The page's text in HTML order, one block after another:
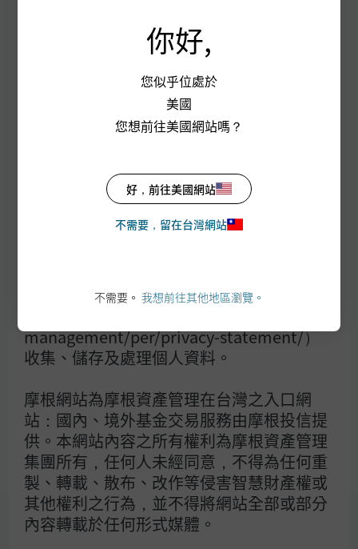
銷費，已反映於每日基金淨資產價值，可能
造成實際負擔費用增加。
本公司自當盡力提供正確的資訊，但文中之
數據、預測或意見可能有脫漏、錯誤或因環
境變化而有變更，本公司與其關係企業及各
律責任。投資人如欲進行投資，應自行判斷
投資標的、投資風險，承擔投資損益結果，
不應將本資料引為投資之唯一依據。在適用
法律允許的範圍內，本公司可進行電話錄音
們的隱私權政策
management/per/privacy-statement/）
收集、儲存及處理個人資料。
摩根網站為摩根資產管理在台灣之入口網
站：國內、境外基金交易服務由摩根投信提
供。本網站內容之所有權利為摩根資產管理
集團所有，任何人未經同意，不得為任何重
製、轉載、散布、改作等侵害智慧財產權或
其他權利之行為，並不得將網站全部或部分
內容轉載於任何形式媒體。
摩根大通 (J.P. Morgan)
摩根大通集團
大通銀行
人才招募
【摩根投信 獨立經營管理】
你好,
您似乎位處於
美國
您想前往美國網站嗎？
好，前往美國網站
不需要，留在台灣網站
不需要。 我想前往其他地區瀏覽。